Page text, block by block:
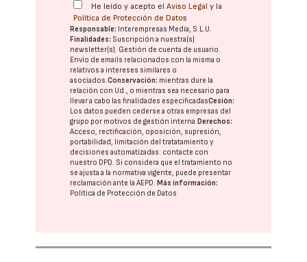
He leído y acepto elAviso Legal y la
Política de Protección de Datos
Responsable: Interempresas Media, S.L.U.
Finalidades: Suscripción a nuestra(s)
newsletter(s). Gestión de cuenta de usuario.
Envío de emails relacionados con la misma o
relativos a intereses similares o
asociados.Conservación: mientras dure la
relación con Ud., o mientras sea necesario para
llevar a cabo las finalidades especificadasCesión:
Los datos pueden cederse a otras empresas del
grupo por motivos de gestión interna.Derechos:
Acceso, rectificación, oposición, supresión,
portabilidad, limitación del tratatamiento y
decisiones automatizadas: contacte con
nuestro DPD. Si considera que el tratamiento no
se ajusta a la normativa vigente, puede presentar
reclamación ante laAEPD.Más información:
Política de Protección de Datos